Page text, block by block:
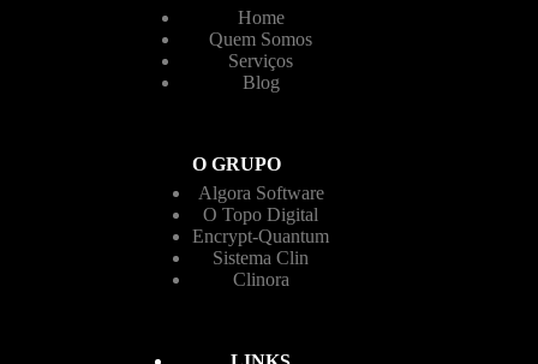
Home
Quem Somos
Serviços
Blog
O GRUPO
Algora Software
O Topo Digital
Encrypt-Quantum
Sistema Clin
Clinora